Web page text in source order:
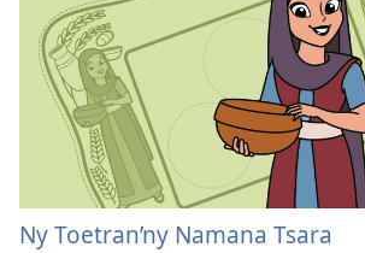
Ny Toetran’ny Namana Tsara